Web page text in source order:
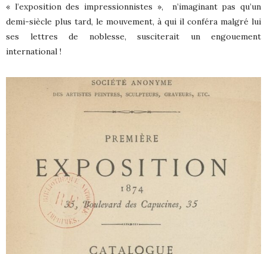
« l’exposition des impressionnistes »,
n’imaginant pas qu’un
demi-siècle plus tard, le mouvement, à qui il conféra malgré lui
ses lettres de noblesse, susciterait un engouement
international !